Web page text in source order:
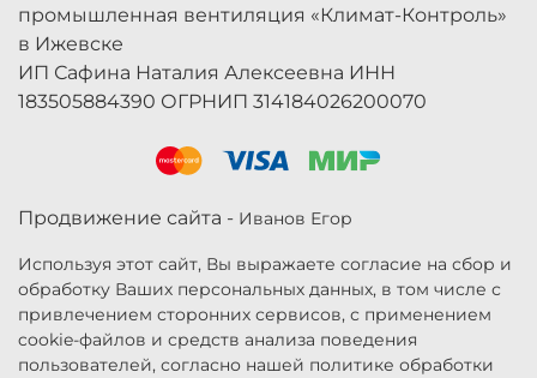
промышленная вентиляция «Климат-Контроль»
в Ижевске
ИП Сафина Наталия Алексеевна ИНН
183505884390 ОГРНИП 314184026200070
Продвижение сайта - Иванов Егор
Используя этот сайт, Вы выражаете согласие на сбор и
обработку Ваших персональных данных, в том числе с
привлечением сторонних сервисов, с применением
cookie-файлов и средств анализа поведения
пользователей, согласно нашей политике обработки